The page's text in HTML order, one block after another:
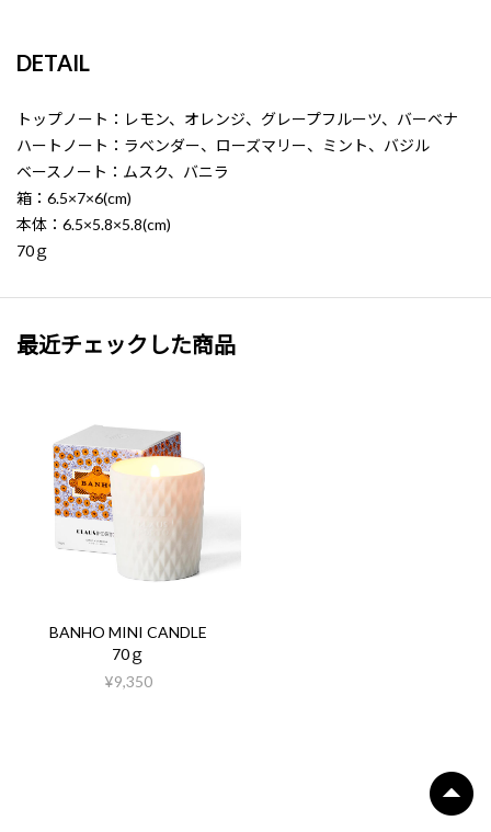
DETAIL
トップノート：レモン、オレンジ、グレープフルーツ、バーベナ
ハートノート：ラベンダー、ローズマリー、ミント、バジル
ベースノート：ムスク、バニラ
箱：6.5×7×6(cm)
本体：6.5×5.8×5.8(cm)
70ｇ
最近チェックした商品
BANHO MINI CANDLE
70ｇ
¥9,350